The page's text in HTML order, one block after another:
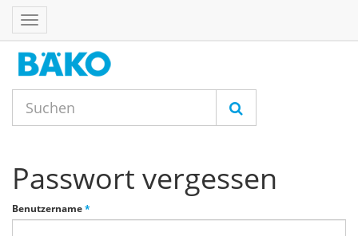
Toggle
navigation
Passwort vergessen
Benutzername*